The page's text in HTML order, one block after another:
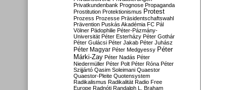
Privatkundenbank Prognose Propaganda
Prostitution Protektionismus Protest
Prozess Prozesse Präsidentschaftswahl
Prävention Puskás Akadémia FC Pál
Völner Pädophilie Péter-Pázmány-
Universität Péter Esterházy Péter Gothár
Péter Gulácsi Péter Jakab Péter Juhász
Péter Magyar Péter Medgyessy Péter
Márki-Zay Péter Nadás Péter
Niedermüller Péter Polt Péter Róna Péter
Szijjártó Qasim Soleimani Quaestor
Quaestor-Pleite Quotensystem
Radikalismus Radikalität Radio Free
Europe Radnóti Randalph L. Braham